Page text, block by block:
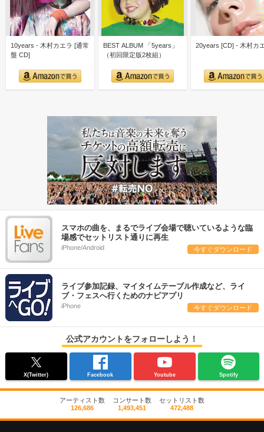
10years - 木村カエラ [通常
盤 CD]
BEST ALBUM 「5years」
（初回限定版2枚組）
20years [CD] - 木村カ
スマホの曲を、まるでライブ会場で聴いているような臨
場感でセットリスト通りに再生
iPhone/Android 今すぐダウンロード
ライブ参加記録、マイタイムテーブル作成など、ライ
ブ・フェスへ行くためのナビアプリ
iPhone 今すぐダウンロード
公式アカウントをフォローしよう！
X(Twitter) Facebook Youtube Spotify
アーティスト数
126,686
コンサート数
1,493,451
セットリスト数
472,488